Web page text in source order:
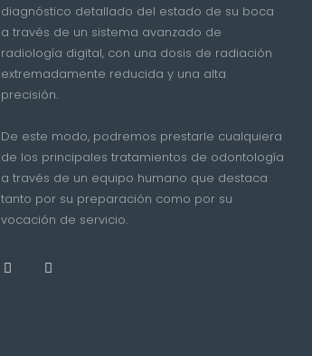
diagnóstico detallado del estado de su boca
a través de un sistema avanzado de
radiología digital, con una dosis de radiación
extremadamente reducida y una alta
precisión.
De este modo, podremos prestarle cualquiera
de los principales tratamientos de odontología
a través de un equipo humano que destaca
tanto por su preparación como por su
vocación de servicio.